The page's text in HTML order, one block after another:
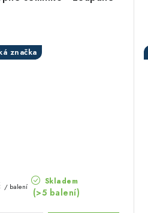
značka
Skladem
(>5 balení)
/ balení